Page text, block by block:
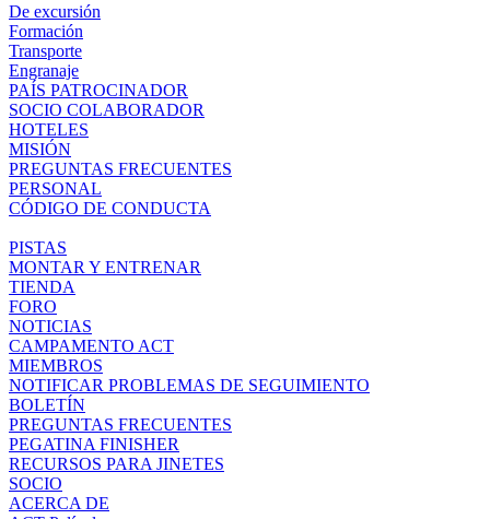
De excursión
Formación
Transporte
Engranaje
PAÍS PATROCINADOR
SOCIO COLABORADOR
HOTELES
MISIÓN
PREGUNTAS FRECUENTES
PERSONAL
CÓDIGO DE CONDUCTA
PISTAS
MONTAR Y ENTRENAR
TIENDA
FORO
NOTICIAS
CAMPAMENTO ACT
MIEMBROS
NOTIFICAR PROBLEMAS DE SEGUIMIENTO
BOLETÍN
PREGUNTAS FRECUENTES
PEGATINA FINISHER
RECURSOS PARA JINETES
SOCIO
ACERCA DE